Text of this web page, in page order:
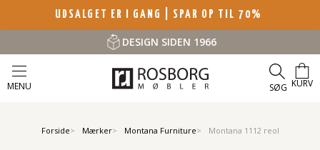
UDSALGET ER I GANG | SPAR OP TIL 70%
DESIGN SIDEN 1966
MENU SØG KURV
Forside Mærker Montana Furniture Montana 1112 reol